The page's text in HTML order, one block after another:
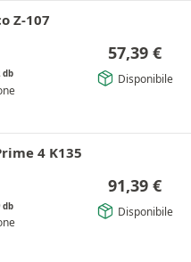
Z-107
db
57,39 €
Disponibile
4 K135
db
91,39 €
Disponibile